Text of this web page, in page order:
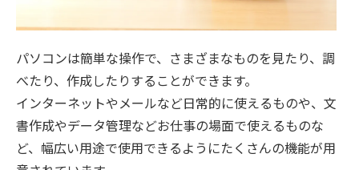
パソコンは簡単な操作で、さまざまなものを見たり、調
べたり、作成したりすることができます。
インターネットやメールなど日常的に使えるものや、文
書作成やデータ管理などお仕事の場面で使えるものな
ど、幅広い用途で使用できるようにたくさんの機能が用